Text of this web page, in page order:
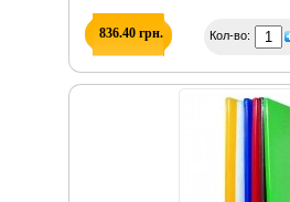
836.40 грн. Кол-во: